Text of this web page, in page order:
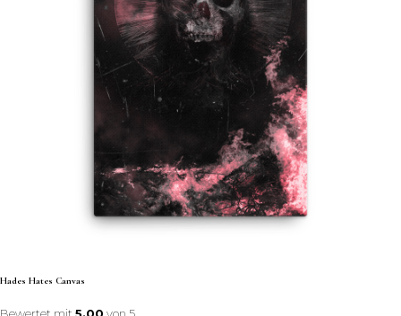
Hades Hates Canvas